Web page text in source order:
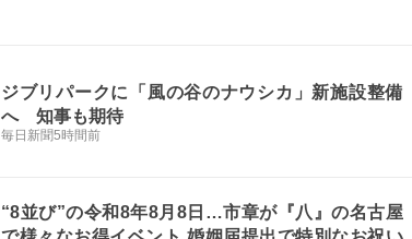
ジブリパークに「風の谷のナウシカ」新施設整備
へ 知事も期待
毎日新聞5時間前
“8並び”の令和8年8月8日…市章が『八』の名古屋